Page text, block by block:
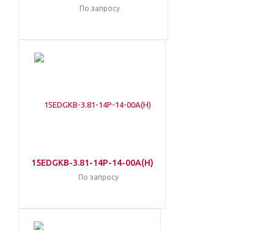
По запросу
15EDGKB-3.81-14P-14-00A(H)
По запросу